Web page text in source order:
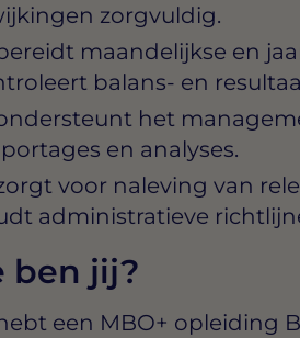
zorgvuldig.
maandelijkse en
balans- en
het
en analyses.
voor naleving van
administratieve
ben jij?
een MBO+ opleiding